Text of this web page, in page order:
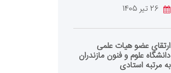
ارتقای عضو هیات علمی
دانشگاه علوم و فنون مازندران
به مرتبه استادی